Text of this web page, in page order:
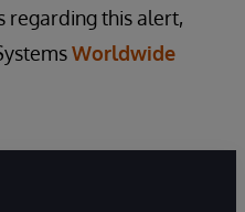
regarding this alert,
Worldwide